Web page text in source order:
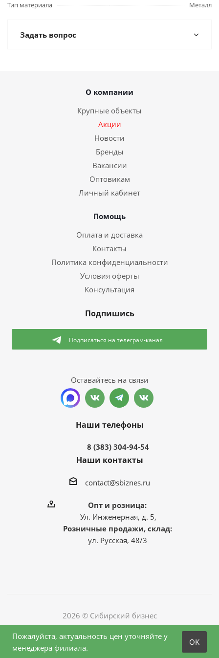
Тип материала
Металл
Задать вопрос
О компании
Крупные объекты
Акции
Новости
Бренды
Вакансии
Оптовикам
Личный кабинет
Помощь
Оплата и доставка
Контакты
Политика конфиденциальности
Условия оферты
Консультация
Подпишись
Подписаться на телеграм-канал
Оставайтесь на связи
Наши телефоны
8 (383) 304-94-54
Наши контакты
contact@sbiznes.ru
Опт и розница:
Ул. Инженерная, д. 5,
Розничные продажи, склад:
ул. Русская, 48/3
2026 © Сибирский бизнес
Пожалуйста, актуальность цен уточняйте у
менеджера филиала.
OK